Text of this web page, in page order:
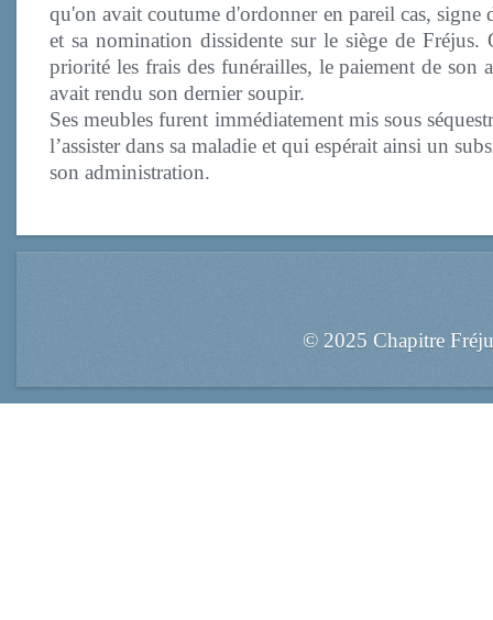
qu'on avait coutume d'ordonner en pareil cas, signe
et sa nomination dissidente sur le siège de
priorité les frais des funérailles, le paiement de
avait rendu son dernier soupir.
Ses meubles furent immédiatement mis sous
l’assister dans sa maladie et qui espérait ainsi un
son administration.
© 2025 Chapitre